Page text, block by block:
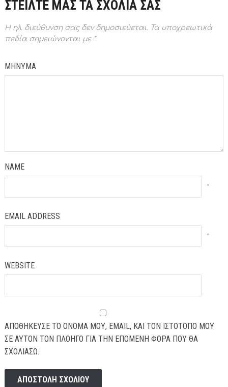
ΣΤΕΙΛΤΕ ΜΑΣ ΤΑ ΣΧΟΛΙΑ ΣΑΣ
Η ηλ. διεύθυνση σας δεν δημοσιεύεται. Τα υποχρεωτικά
πεδία σημειώνονται με *
ΜΗΝΥΜΑ
NAME
*
EMAIL ADDRESS
*
WEBSITE
ΑΠΟΘΉΚΕΥΣΕ ΤΟ ΌΝΟΜΆ ΜΟΥ, EMAIL, ΚΑΙ ΤΟΝ ΙΣΤΌΤΟΠΟ ΜΟΥ
ΣΕ ΑΥΤΌΝ ΤΟΝ ΠΛΟΗΓΌ ΓΙΑ ΤΗΝ ΕΠΌΜΕΝΗ ΦΟΡΆ ΠΟΥ ΘΑ
ΣΧΟΛΙΆΣΩ.